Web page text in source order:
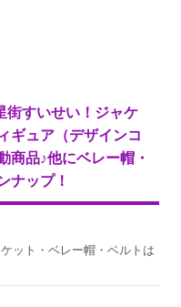
すいせい！ジャケ
ギュア（デザインコ
商品♪他にベレー帽・
ナップ！
ット・ベレー帽・ベルトは